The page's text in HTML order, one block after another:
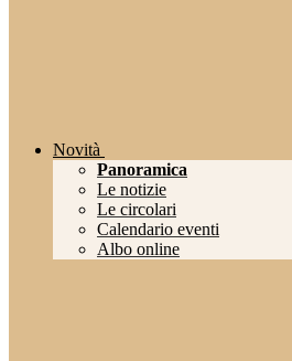
Novità
Panoramica
Le notizie
Le circolari
Calendario eventi
Albo online